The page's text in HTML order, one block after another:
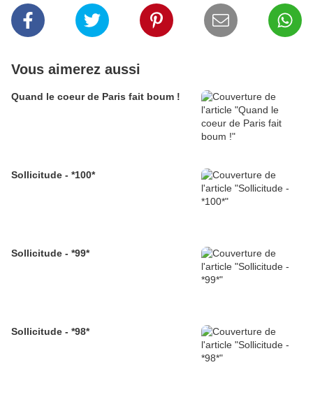
Vous aimerez aussi
Quand le coeur de Paris fait boum !
Sollicitude - *100*
Sollicitude - *99*
Sollicitude - *98*